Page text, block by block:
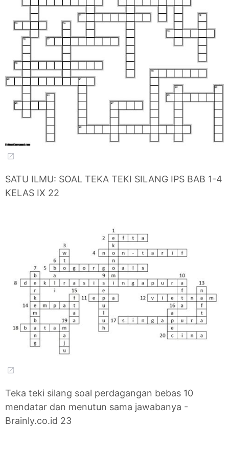
SATU ILMU: SOAL TEKA TEKI SILANG IPS BAB 1-4
KELAS IX 22
Teka teki silang soal perdagangan bebas 10
mendatar dan menutun sama jawabanya -
Brainly.co.id 23